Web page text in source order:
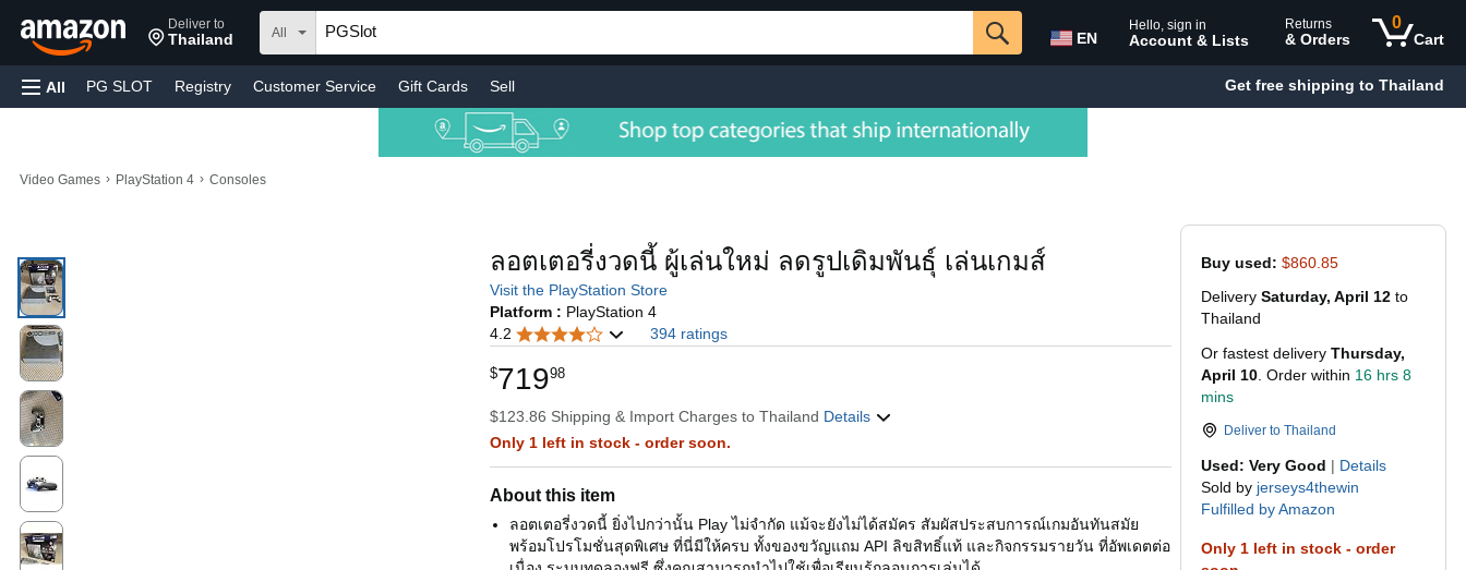
Deliver to
Thailand All EN
Hello, sign in
Account & Lists
Returns
& Orders
0
Cart
All PG SLOT Registry Customer Service Gift Cards Sell Get free shipping to Thailand
Video Games › PlayStation 4 › Consoles
Buy used: $860.85
Delivery Saturday, April 12 to
Thailand
Or fastest delivery Thursday,
April 10 . Order within 16 hrs 8
mins
Deliver to Thailand
Used: Very Good | Details
Sold by jerseys4thewin
Fulfilled by Amazon
Only 1 left in stock - order
ลอตเตอรี่งวดนี้ ผู้เล่นใหม่ ลดรูปเดิมพันธุ์ เล่นเกมส์
Visit the PlayStation Store
Platform : PlayStation 4
4.2
394 ratings
$71998
$123.86 Shipping & Import Charges to Thailand Details
Only 1 left in stock - order soon.
About this item
ลอตเตอรี่งวดนี้ ยิ่งไปกว่านั้น Play ไม่จำกัด แม้จะยังไม่ได้สมัคร สัมผัสประสบการณ์เกมอันทันสมัย
พร้อมโปรโมชั่นสุดพิเศษ ที่นี่มีให้ครบ ทั้งของขวัญแถม API ลิขสิทธิ์แท้ และกิจกรรมรายวัน ที่อัพเดตต่อ